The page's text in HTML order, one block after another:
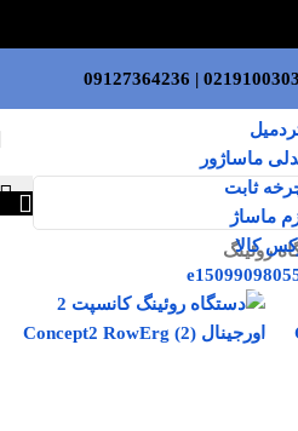
|
09127364236
روئینگ